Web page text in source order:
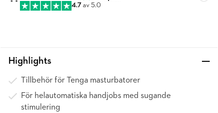
4.7 av 5.0
Highlights
Tillbehör för Tenga masturbatorer
För helautomatiska handjobs med sugande
stimulering